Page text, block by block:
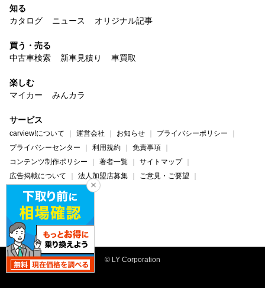
知る
カタログ
ニュース オリジナル記事
買う・売る
中古車検索
新車見積り 車買取
楽しむ
マイカー
みんカラ
サービス
carview!について 運営会社 お知らせ
プライバシーポリシー
プライバシーセンター
利用規約
免責事項
コンテンツ制作ポリシー
著者一覧
サイトマップ
広告掲載について
法人加盟店募集
ご意見・ご要望
ヘルプ・お問い合わせ
carview! Yahoo! JAPAN
© LY Corporation